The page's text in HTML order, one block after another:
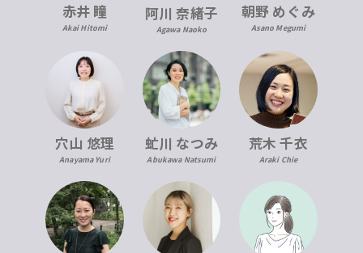
赤井 瞳
Akai Hitomi
阿川 奈緒子
Agawa Naoko
朝野 めぐみ
Asano Megumi
穴山 悠理
Anayama Yuri
虻川 なつみ
Abukawa Natsumi
荒木 千衣
Araki Chie